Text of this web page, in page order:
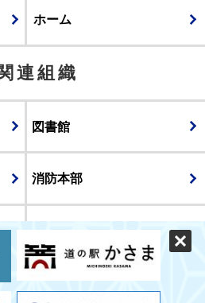
ホーム
連組織
図書館
消防本部
ォン版 パソコン版